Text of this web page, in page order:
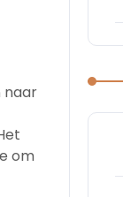
naar
om